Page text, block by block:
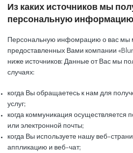
Из каких источников мы
персональную информацию
Персональную инфомрацию о вас мы
предоставленных Вами компании
ниже источников: Данные от Вас мы
случаях:
когда Вы обращаетесь к нам для
услуг;
когда коммуникация осуществляется
или электронной почты;
когда Вы используете нашу веб-
аппликацию и веб-чат;